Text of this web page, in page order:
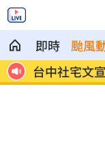
即時 颱風
這
談中聯風波